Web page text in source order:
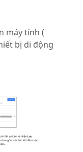
máy tính (
bị di động